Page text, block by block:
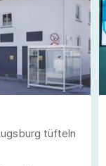
tüfteln